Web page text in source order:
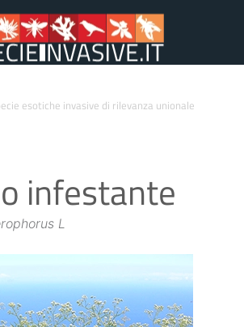
esotiche invasive di rilevanza unionale
infestante
L